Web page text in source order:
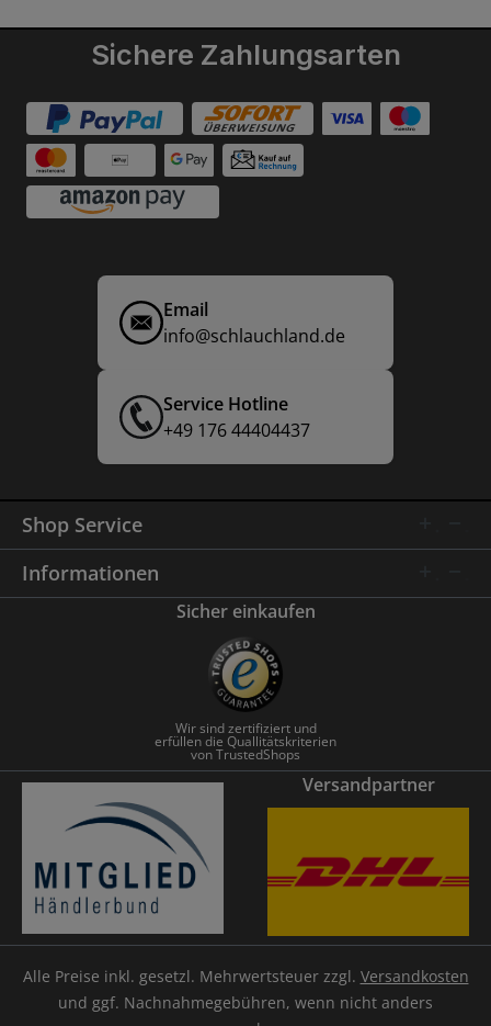
Sichere Zahlungsarten
Email
info@schlauchland.de
Service Hotline
+49 176 44404437
Shop Service
Informationen
Sicher einkaufen
Wir sind zertifiziert und
erfüllen die Quallitätskriterien
von TrustedShops
Versandpartner
Alle Preise inkl. gesetzl. Mehrwertsteuer zzgl. Versandkosten
und ggf. Nachnahmegebühren, wenn nicht anders